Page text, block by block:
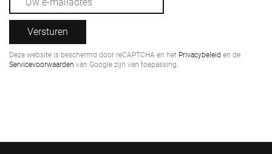
Versturen
Deze website is beschermd door reCAPTCHA en het Privacybeleid en de
Servicevoorwaarden van Google zijn van toepassing.